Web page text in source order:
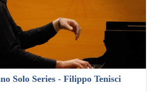
Solo Series - Filippo Tenisci